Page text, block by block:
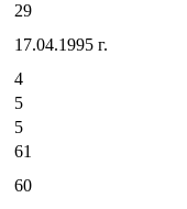
29
17.04.1995 г.
4
5
5
61
60